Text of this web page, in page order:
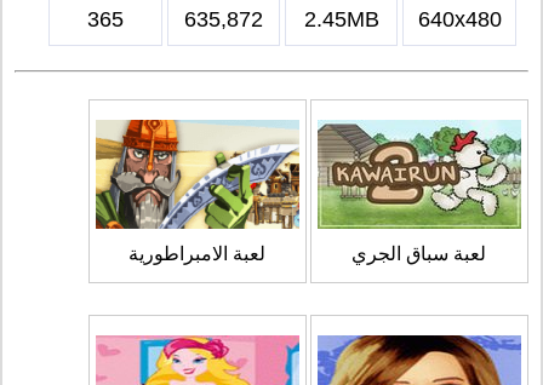
640x480
2.45MB
635,872
365
لعبة سباق الجري لعبة الامبراطورية